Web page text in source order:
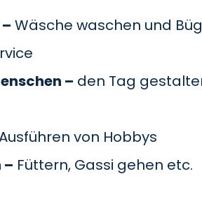
Wäsche waschen und
– den Tag
von Hobbys
– Füttern, Gassi gehen etc.